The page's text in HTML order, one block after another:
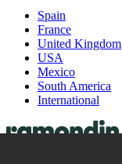
Spain
France
United Kingdom
USA
Mexico
South America
International